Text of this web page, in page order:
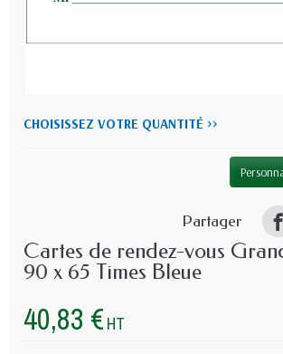
CHOISISSEZ VOTRE QUANTITÉ >>
Partager
Cartes de rendez-vous
90 x 65 Times Bleue
40,83 € HT